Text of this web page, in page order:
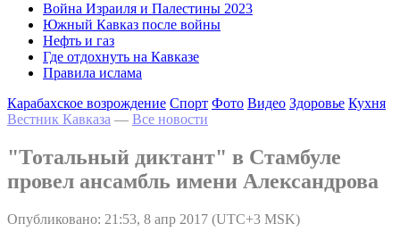
Война Израиля и Палестины 2023
Южный Кавказ после войны
Нефть и газ
Где отдохнуть на Кавказе
Правила ислама
Карабахское возрождение Спорт Фото Видео Здоровье Кухня
Вестник Кавказа — Все новости
"Тотальный диктант" в Стамбуле
провел ансамбль имени Александрова
Опубликовано: 21:53, 8 апр 2017 (UTC+3 MSK)